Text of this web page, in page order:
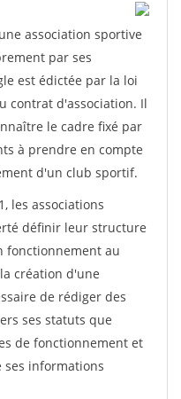
association sportive
par ses
est édictée par la loi
contrat d'association. Il
le cadre fixé par
à prendre en compte
d'un club sportif.
les associations
définir leur structure
fonctionnement au
création d'une
de rédiger des
ses statuts que
de fonctionnement et
ses informations